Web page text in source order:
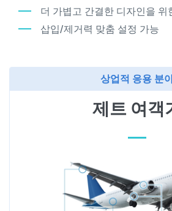
더 가볍고 간결한 디자인을 위
삽입/제거력 맞춤 설정 가능
상업적 응용 분
제트 여객